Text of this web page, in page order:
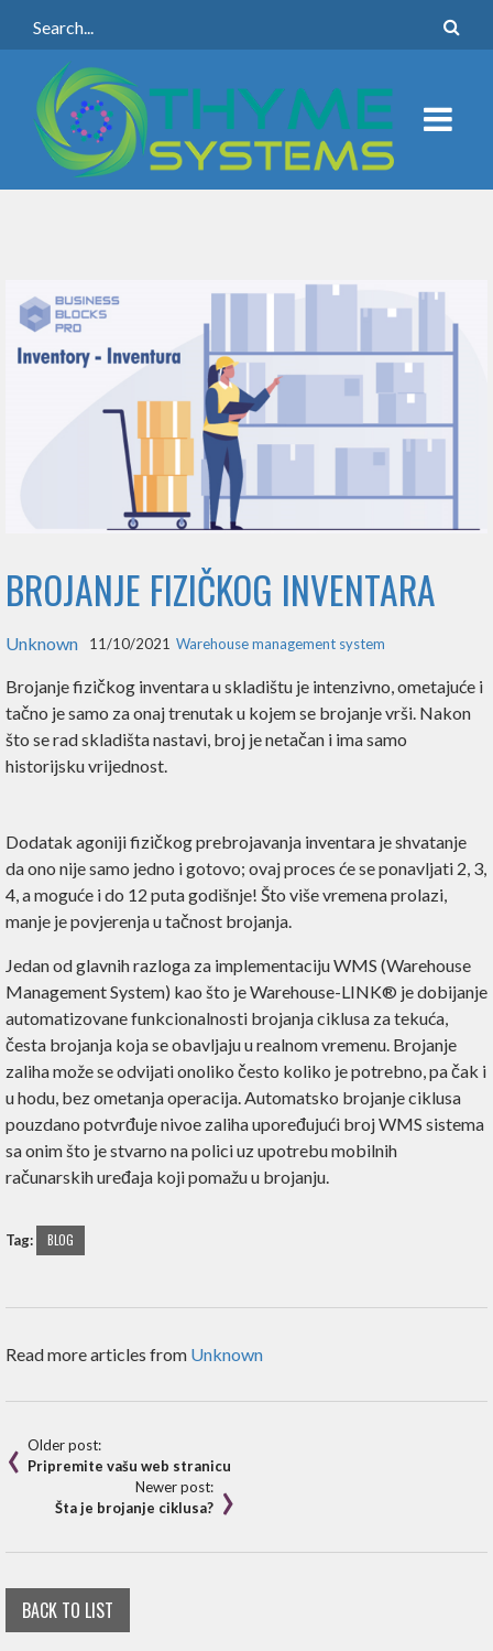
BROJANJE FIZIČKOG INVENTARA
Unknown 11/10/2021 Warehouse management system
Brojanje fizičkog inventara u skladištu je intenzivno, ometajuće i
tačno je samo za onaj trenutak u kojem se brojanje vrši. Nakon
što se rad skladišta nastavi, broj je netačan i ima samo
historijsku vrijednost.
Dodatak agoniji fizičkog prebrojavanja inventara je shvatanje
da ono nije samo jedno i gotovo; ovaj proces će se ponavljati 2, 3,
4, a moguće i do 12 puta godišnje! Što više vremena prolazi,
manje je povjerenja u tačnost brojanja.
Jedan od glavnih razloga za implementaciju WMS (Warehouse
Management System) kao što je Warehouse-LINK® je dobijanje
automatizovane funkcionalnosti brojanja ciklusa za tekuća,
česta brojanja koja se obavljaju u realnom vremenu. Brojanje
zaliha može se odvijati onoliko često koliko je potrebno, pa čak i
u hodu, bez ometanja operacija. Automatsko brojanje ciklusa
pouzdano potvrđuje nivoe zaliha upoređujući broj WMS sistema
sa onim što je stvarno na polici uz upotrebu mobilnih
računarskih uređaja koji pomažu u brojanju.
Tag: BLOG
Read more articles from Unknown
Older post:
Pripremite vašu web stranicu
Newer post:
Šta je brojanje ciklusa?
BACK TO LIST